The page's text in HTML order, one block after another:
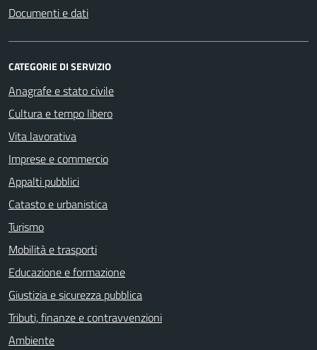
Documenti e dati
CATEGORIE DI SERVIZIO
Anagrafe e stato civile
Cultura e tempo libero
Vita lavorativa
Imprese e commercio
Appalti pubblici
Catasto e urbanistica
Turismo
Mobilità e trasporti
Educazione e formazione
Giustizia e sicurezza pubblica
Tributi, finanze e contravvenzioni
Ambiente